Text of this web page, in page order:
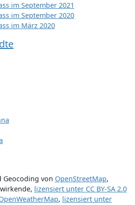
im September 2021
im September 2020
im März 2020
Geocoding von OpenStreetMap,
, lizensiert unter CC BY-SA 2.0
, lizensiert unter